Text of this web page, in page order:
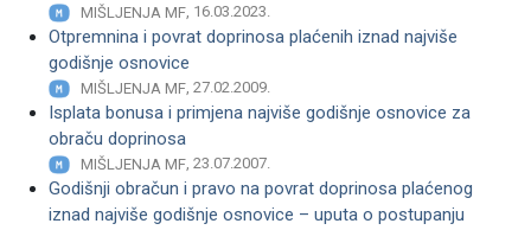
MIŠLJENJA MF, 16.03.2023.
Otpremnina i povrat doprinosa plaćenih iznad najviše
godišnje osnovice
MIŠLJENJA MF, 27.02.2009.
Isplata bonusa i primjena najviše godišnje osnovice za
obraču doprinosa
MIŠLJENJA MF, 23.07.2007.
Godišnji obračun i pravo na povrat doprinosa plaćenog
iznad najviše godišnje osnovice – uputa o postupanju